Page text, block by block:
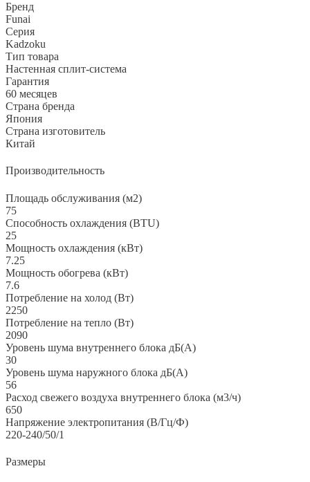
RAC-
KD75HP.D02
Бренд
Funai
Серия
Kadzoku
Тип товара
Настенная сплит-система
Гарантия
60 месяцев
Страна бренда
Япония
Страна изготовитель
Китай
Производительность
Площадь обслуживания (м2)
75
Способность охлаждения (BTU)
25
Мощность охлаждения (кВт)
7.25
Мощность обогрева (кВт)
7.6
Потребление на холод (Вт)
2250
Потребление на тепло (Вт)
2090
Уровень шума внутреннего блока дБ(А)
30
Уровень шума наружного блока дБ(А)
56
Расход свежего воздуха внутреннего блока (м3/ч)
650
Напряжение электропитания (В/Гц/Ф)
220-240/50/1
Размеры